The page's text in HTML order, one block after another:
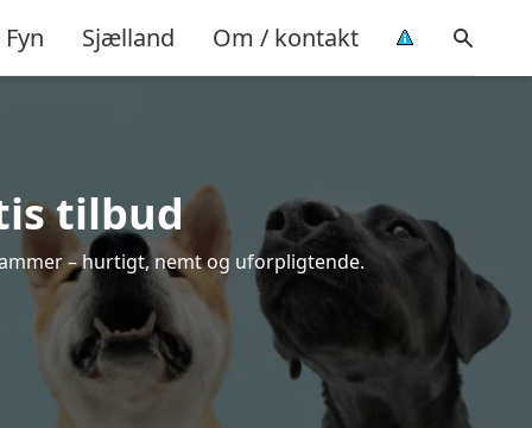
Fyn Sjælland Om / kontakt
tilbud
– hurtigt, nemt og uforpligtende.